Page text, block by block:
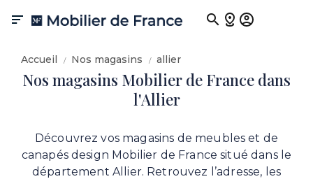

Accueil Nos magasins allier
Nos magasins Mobilier de France dans
l'Allier
Découvrez vos magasins de meubles et de
canapés design Mobilier de France situé dans le
département Allier. Retrouvez l’adresse, les